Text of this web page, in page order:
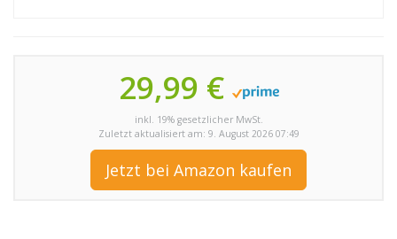
29,99 €
inkl. 19% gesetzlicher MwSt.
Zuletzt aktualisiert am: 9. August 2026 07:49
Jetzt bei Amazon kaufen